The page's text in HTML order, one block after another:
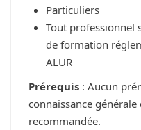
Particuliers
Tout professionnel
de formation
ALUR
Prérequis : Aucun
connaissance
recommandée.